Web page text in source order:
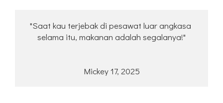
"Saat kau terjebak di pesawat luar angkasa
selama itu, makanan adalah segalanya!"
Mickey 17, 2025